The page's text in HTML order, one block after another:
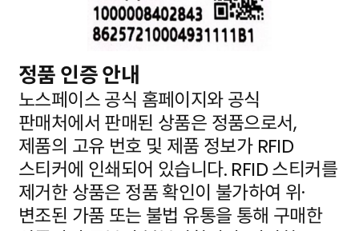
정품 인증 안내
노스페이스 공식 홈페이지와 공식
판매처에서 판매된 상품은 정품으로서,
제품의 고유 번호 및 제품 정보가 RFID
스티커에 인쇄되어 있습니다. RFID 스티커를
제거한 상품은 정품 확인이 불가하여 위·
변조된 가품 또는 불법 유통을 통해 구매한